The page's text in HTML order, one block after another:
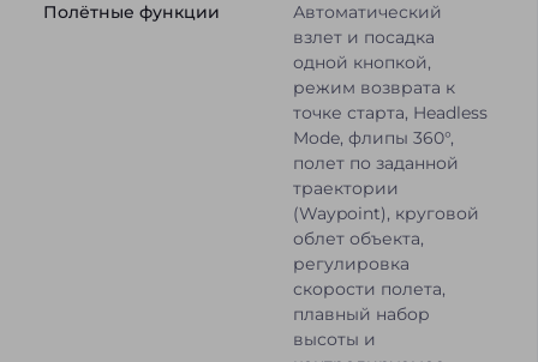
Полётные функции
Автоматический
взлет и посадка
одной кнопкой,
режим возврата к
точке старта, Headless
Mode, флипы 360°,
полет по заданной
траектории
(Waypoint), круговой
облет объекта,
регулировка
скорости полета,
плавный набор
высоты и